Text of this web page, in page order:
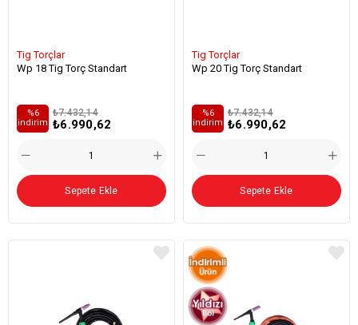
Tig Torçlar
Wp 18 Tig Torç Standart
₺6.990,62
₺7.432,14
%6
i̇ndirim
Sepete Ekle
Tig Torçlar
Wp 20 Tig Torç Standart
₺6.990,62
₺7.432,14
%6
i̇ndirim
Sepete Ekle